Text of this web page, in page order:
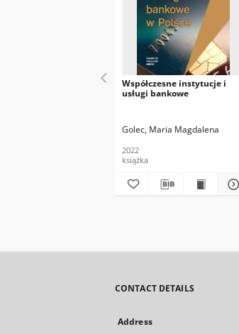
Współczesne instytucje i
usługi bankowe
Golec, Maria Magdalena
2022
książka
CONTACT DETAILS
Address